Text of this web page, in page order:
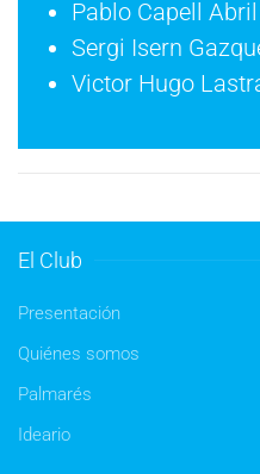
Pablo Capell Abril
Sergi Isern
Victor Hugo
El Club
Presentación
Quiénes somos
Palmarés
Ideario